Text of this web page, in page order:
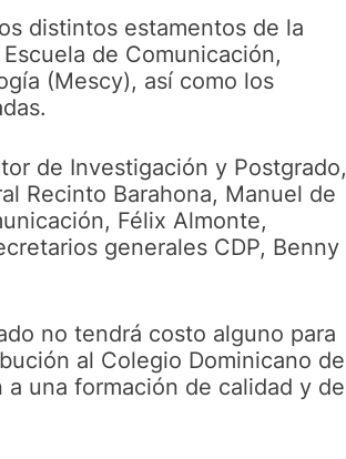
distintos estamentos de la
de Comunicación,
(Mescy), así como los
de Investigación y Postgrado,
Recinto Barahona, Manuel de
Félix Almonte,
generales CDP, Benny
no tendrá costo alguno para
al Colegio Dominicano de
a una formación de calidad y de